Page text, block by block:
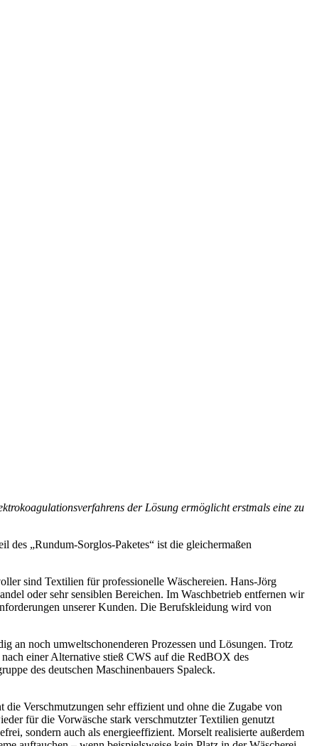
der Lösung ermöglicht erstmals eine zu
„Rundum-Sorglos-Paketes“ ist die gleichermaßen
sind Textilien für professionelle Wäschereien. Hans-Jörg
oder sehr sensiblen Bereichen. Im Waschbetrieb entfernen wir
unserer Kunden. Die Berufskleidung wird von
an noch umweltschonenderen Prozessen und Lösungen. Trotz
einer Alternative stieß CWS auf die RedBOX des
des deutschen Maschinenbauers Spaleck.
Verschmutzungen sehr effizient und ohne die Zugabe von
für die Vorwäsche stark verschmutzter Textilien genutzt
sondern auch als energieeffizient. Morselt realisierte außerdem